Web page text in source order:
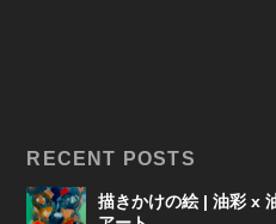
RECENT POSTS
描きかけの絵 | 油彩 x